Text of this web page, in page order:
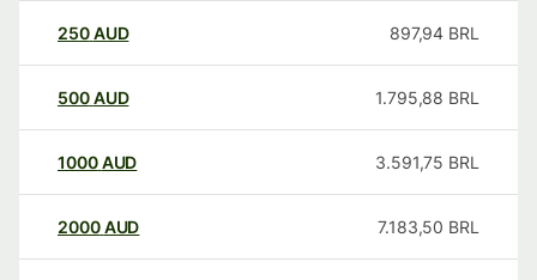
250AUD 897,94 BRL
500AUD 1.795,88 BRL
1000AUD 3.591,75 BRL
2000AUD 7.183,50 BRL